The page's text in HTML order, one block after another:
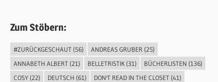
Zum Stöbern:
#ZURÜCKGESCHAUT(56) ANDREAS GRUBER (25)
ANNABETH ALBERT(21) BELLETRISTIK(31) BÜCHERLISTEN (136)
COSY(22) DEUTSCH (61) DON'T READ IN THE CLOSET(41)